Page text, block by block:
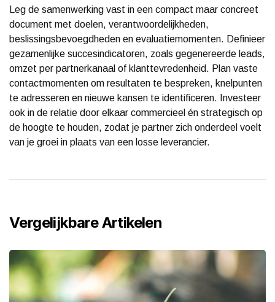
Leg de samenwerking vast in een compact maar concreet
document met doelen, verantwoordelijkheden,
beslissingsbevoegdheden en evaluatiemomenten. Definieer
gezamenlijke succesindicatoren, zoals gegenereerde leads,
omzet per partnerkanaal of klanttevredenheid. Plan vaste
contactmomenten om resultaten te bespreken, knelpunten
te adresseren en nieuwe kansen te identificeren. Investeer
ook in de relatie door elkaar commercieel én strategisch op
de hoogte te houden, zodat je partner zich onderdeel voelt
van je groei in plaats van een losse leverancier.
Vergelijkbare Artikelen